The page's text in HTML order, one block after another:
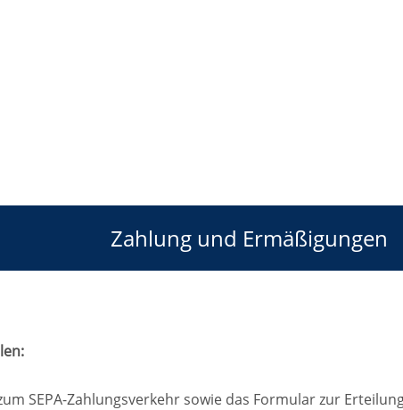
Zahlung und Ermäßigungen
SEPA-Zahlungsverkehr sowie das Formular zur